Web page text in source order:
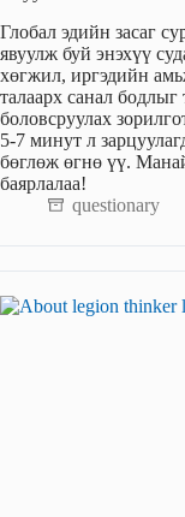
Глобал эдийн засаг
явуулж буй энэхүү
хөгжил, иргэдийн
талаарх санал
боловсруулах
5-7 минут л
бөглөж өгнө үү.
баярлалаа!
questionary